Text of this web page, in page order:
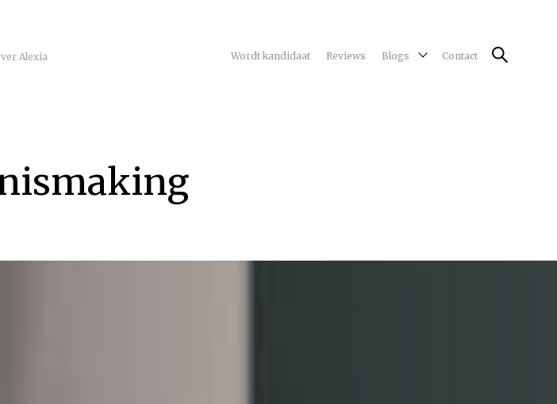
Alexia Wordt kandidaat Reviews Blogs Contact